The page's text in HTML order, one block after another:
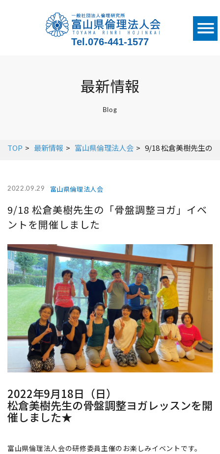
Tel.076-441-1577
最新情報
Blog
TOP 最新情報 富山県倫理法人会 9/18 松倉美樹先生の
2022.09.29 富山県倫理法人会
9/18 松倉美樹先生の「骨盤調整ヨガ」イベ
ントを開催しました
2022年9月18日（日）
松倉美樹先生の骨盤調整ヨガレッスンを開
催しました★
富山県倫理法人会の研修委員主催のお楽しみイベントです。